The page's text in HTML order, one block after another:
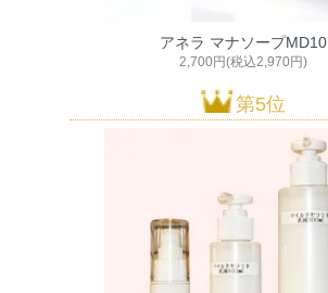
アネラ マナソープMD10
2,700円(税込2,970円)
第5位